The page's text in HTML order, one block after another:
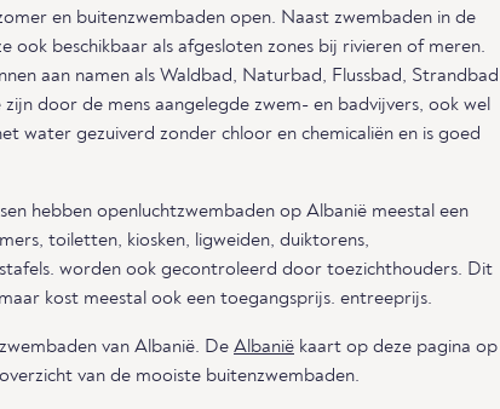
en buitenzwembaden open. Naast zwembaden in de
ook beschikbaar als afgesloten zones bij rivieren of meren.
aan namen als Waldbad, Naturbad, Flussbad, Strandbad
door de mens aangelegde zwem- en badvijvers, ook wel
water gezuiverd zonder chloor en chemicaliën en is goed
hebben openluchtzwembaden op Albanië meestal een
toiletten, kiosken, ligweiden, duiktorens,
worden ook gecontroleerd door toezichthouders. Dit
kost meestal ook een toegangsprijs. entreeprijs.
van Albanië. De Albanië kaart op deze pagina op
van de mooiste buitenzwembaden.